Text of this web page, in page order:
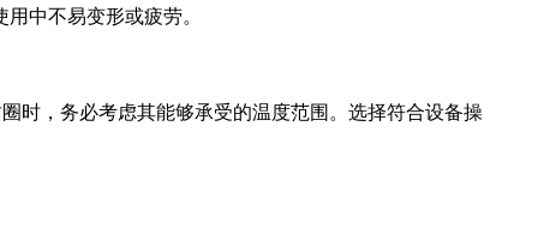
中不易变形或疲劳。
时，务必考虑其能够承受的温度范围。选择符合设备操